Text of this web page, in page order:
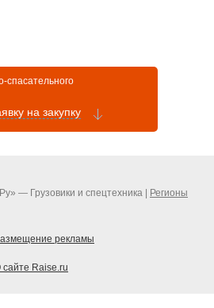
спасательного
на закупку
— Грузовики и спецтехника | Регионы
рекламы
сайте Raise.ru